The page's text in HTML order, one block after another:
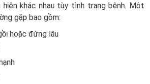
hiện khác nhau tùy tình trạng bệnh. Một
gặp bao gồm:
hoặc đứng lâu